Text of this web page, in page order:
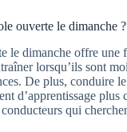
ouverte le dimanche ?
le dimanche offre
lorsqu’ils sont
De plus, conduire
d’apprentissage
qui